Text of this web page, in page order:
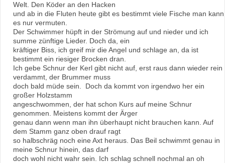
Welt . Den Köder an den Hacken
und ab in die Fluten heute gibt es bestimmt viele Fische man kann
es nur vermuten.
Der Schwimmer hüpft in der Strömung auf und nieder und ich
summe zünftige Lieder. Doch da, ein
kräftiger Biss, ich greif mir die Angel und schlage an, da ist
bestimmt ein riesiger Brocken dran.
Ich gebe Schnur der Kerl gibt nicht auf, erst raus dann wieder rein
verdammt, der Brummer muss
doch bald müde sein. Doch da kommt von irgendwo her ein
großer Holzstamm
angeschwommen, der hat schon Kurs auf meine Schnur
genommen. Meistens kommt der Ärger
genau dann wenn man ihn überhaupt nicht brauchen kann. Auf
dem Stamm ganz oben drauf ragt
so halbschräg noch eine Axt heraus. Das Beil schwimmt genau in
meine Schnur hinein, das darf
doch wohl nicht wahr sein. Ich schlag schnell nochmal an oh